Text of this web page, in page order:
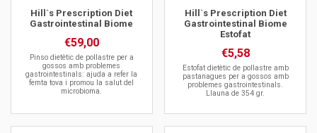
Hill`s Prescription Diet
Gastrointestinal Biome
€59,00
Pinso dietètic de pollastre per a
gossos amb problemes
gastrointestinals: ajuda a refer la
femta tova i promou la salut del
microbioma.
Hill`s Prescription Diet
Gastrointestinal Biome
Estofat
€5,58
Estofat dietètic de pollastre amb
pastanagues per a gossos amb
problemes gastrointestinals.
Llauna de 354 gr.